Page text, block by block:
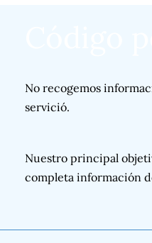
No recogemos
servició.
Nuestro principal
completa información